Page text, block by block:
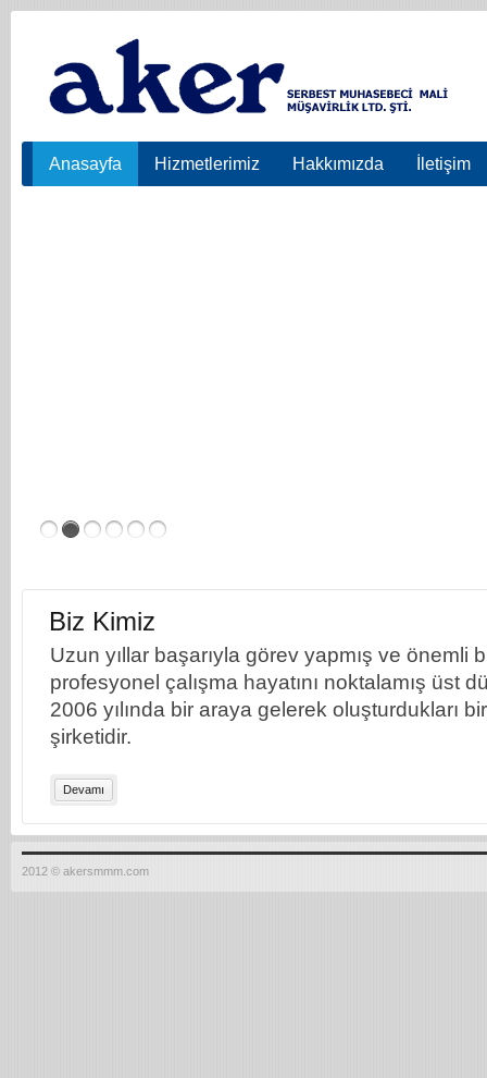
Anasayfa Hizmetlerimiz Hakkımızda İletişim
Biz Kimiz
Uzun yıllar başarıyla görev yapmış ve önemli
profesyonel çalışma hayatını noktalamış üst
2006 yılında bir araya gelerek oluşturdukları
şirketidir.
Devamı
2012 © akersmmm.com